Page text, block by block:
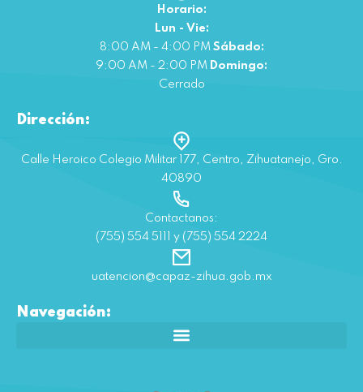
Horario:
Lun - Vie:
8:00 AM - 4:00 PM Sábado:
9:00 AM - 2:00 PM Domingo:
Cerrado
Dirección:
Calle Heroico Colegio Militar 177, Centro, Zihuatanejo, Gro.
40890
Contactanos:
(755) 554 5111 y (755) 554 2224
uatencion@capaz-zihua.gob.mx
Navegación: